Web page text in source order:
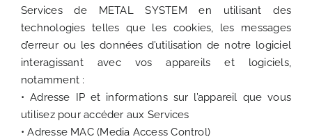
Services de METAL SYSTEM en utilisant des
technologies telles que les cookies, les messages
d’erreur ou les données d’utilisation de notre logiciel
interagissant avec vos appareils et logiciels,
notamment :
• Adresse IP et informations sur l’appareil que vous
utilisez pour accéder aux Services
• Adresse MAC (Media Access Control)